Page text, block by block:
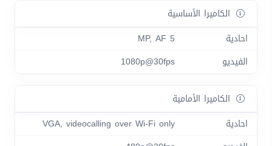
الكاميرا الأساسية
احادية
5 MP, AF
الفيديو
1080p@30fps
الكاميرا الأمامية
احادية
VGA, videocalling over Wi-Fi only